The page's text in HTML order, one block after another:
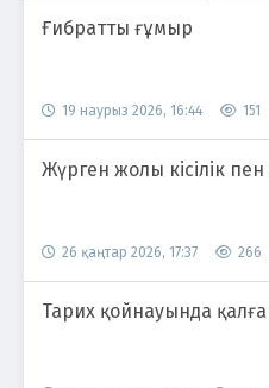
Ғибратты ғұмыр
19 наурыз 2026, 16:44 151
Жүрген жолы
26 қаңтар 2026, 17:37 266
Тарих қойнауында